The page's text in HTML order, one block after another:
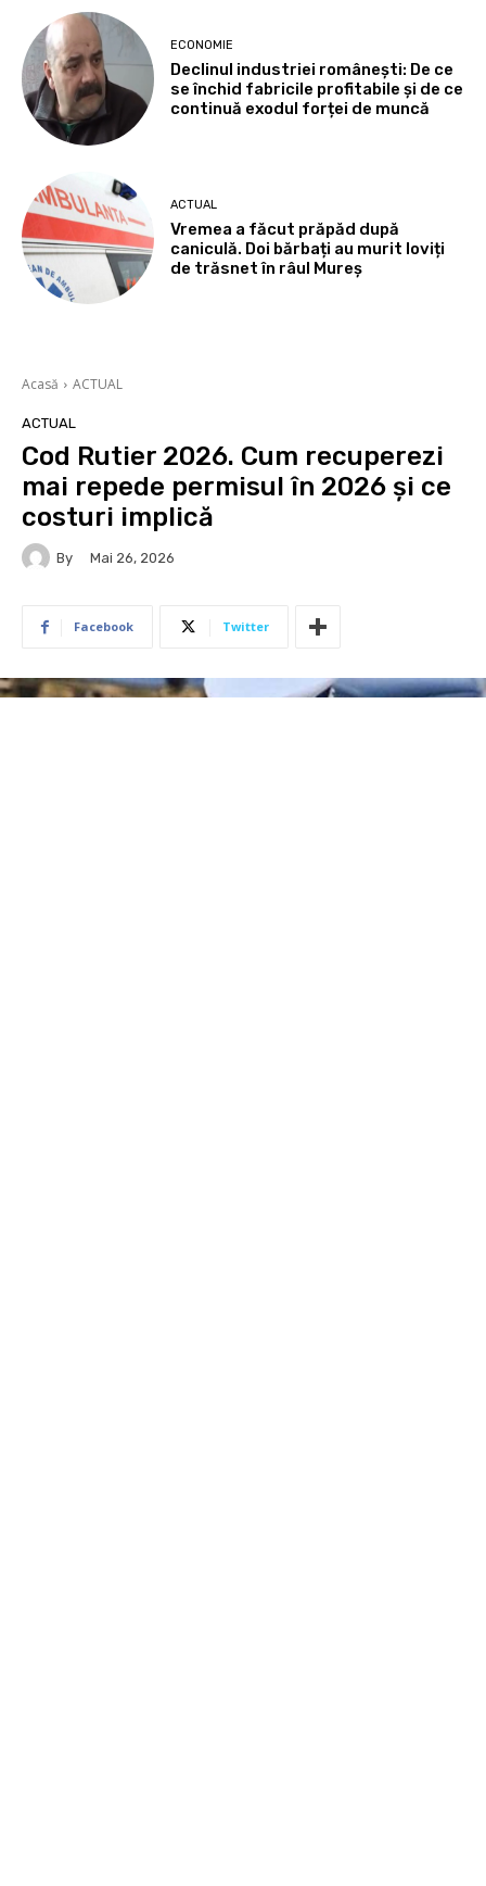
ECONOMIE
Declinul industriei românești: De ce
se închid fabricile profitabile și de ce
continuă exodul forței de muncă
ACTUAL
Vremea a făcut prăpăd după
caniculă. Doi bărbați au murit loviți
de trăsnet în râul Mureș